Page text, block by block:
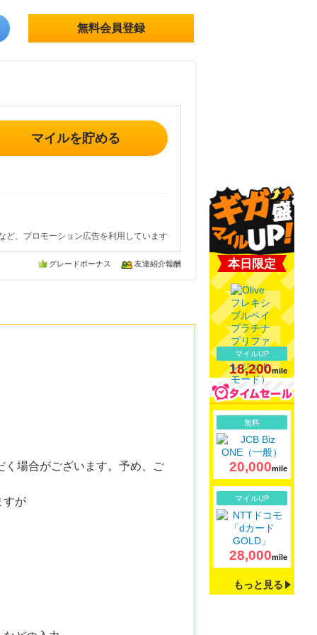
無料会員登録
マイルを貯める
ど、プロモーション広告を利用しています
グレードボーナス 友達紹介報酬
場合がございます。予め、ご
すが
本日限定
マイルUP
18,200mile
無料
20,000mile
マイルUP
28,000mile
もっと見る